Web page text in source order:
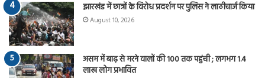
झारखंड में छात्रों के विरोध प्रदर्शन पर पुलिस ने लाठीचार्ज किया
August 10, 2026
असम में बाढ़ से मरने वालों की 100 तक पहुंची ; लगभग 1.4
लाख लोग प्रभावित